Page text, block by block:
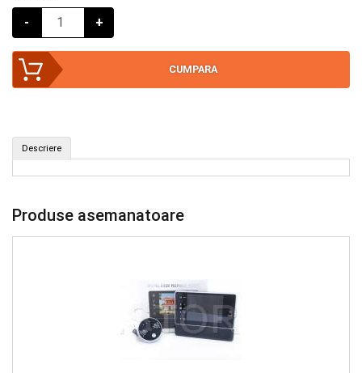
- +
CUMPARA
(ID: VD22)
Descriere
Produse asemanatoare